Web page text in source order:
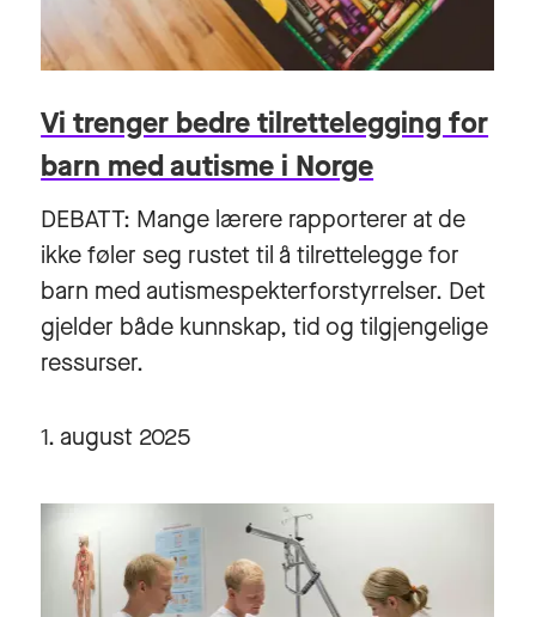
Vi trenger bedre tilrettelegging for
barn med autisme i Norge
DEBATT: Mange lærere rapporterer at de
ikke føler seg rustet til å tilrettelegge for
barn med autismespekterforstyrrelser. Det
gjelder både kunnskap, tid og tilgjengelige
ressurser.
1. august 2025